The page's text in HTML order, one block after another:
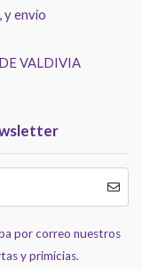
y envío
VALDIVIA
por correo nuestros
y primicias.